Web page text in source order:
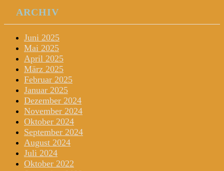
ARCHIV
Juni 2025
Mai 2025
April 2025
März 2025
Februar 2025
Januar 2025
Dezember 2024
November 2024
Oktober 2024
September 2024
August 2024
Juli 2024
Oktober 2022